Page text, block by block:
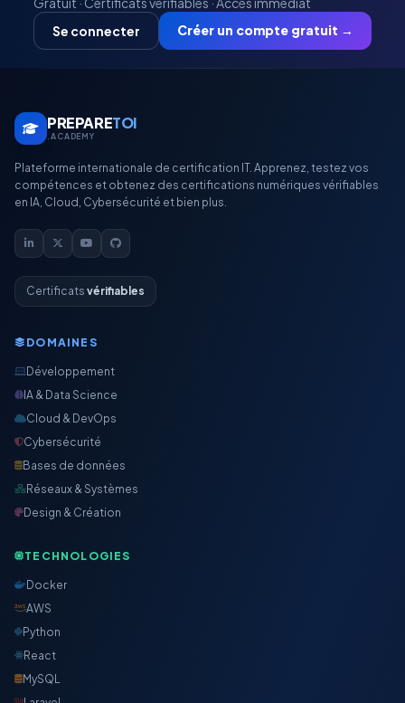
Se connecter
Créer un compte gratuit →
PREPARETOI
.ACADEMY
Plateforme internationale de certification IT. Apprenez, testez vos
compétences et obtenez des certifications numériques vérifiables
en IA, Cloud, Cybersécurité et bien plus.
Certificats vérifiables
DOMAINES
Développement
IA & Data Science
Cloud & DevOps
Cybersécurité
Bases de données
Réseaux & Systèmes
Design & Création
TECHNOLOGIES
Docker
AWS
Python
React
MySQL